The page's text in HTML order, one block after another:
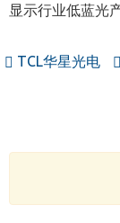
显示行业低蓝光
TCL华星光电